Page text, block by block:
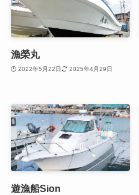
漁榮丸
2022年5月22日 2025年4月29日
遊漁船Sion